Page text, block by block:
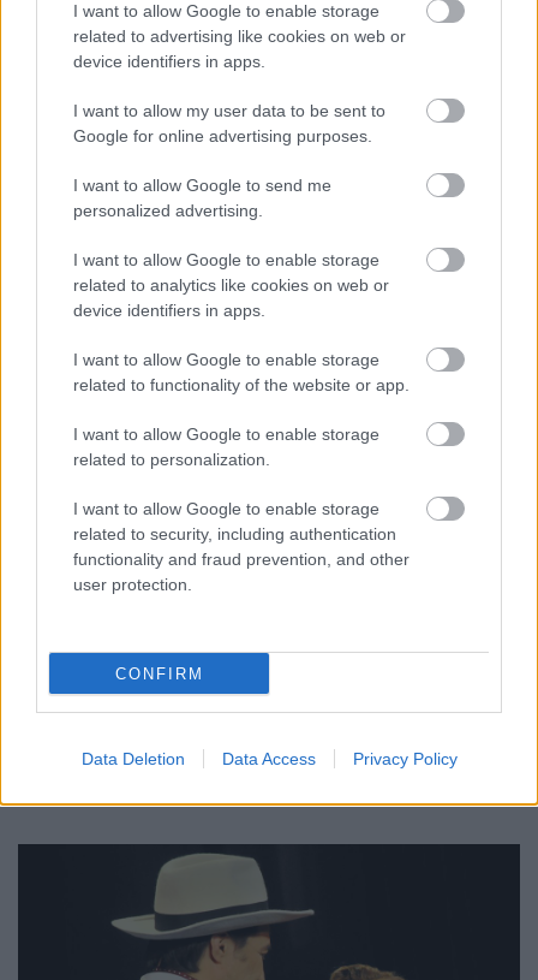
I want to allow Google to enable storage
related to advertising like cookies on web or
device identifiers in apps.
I want to allow my user data to be sent to
Google for online advertising purposes.
I want to allow Google to send me
personalized advertising.
I want to allow Google to enable storage
related to analytics like cookies on web or
device identifiers in apps.
I want to allow Google to enable storage
related to functionality of the website or app.
I want to allow Google to enable storage
related to personalization.
I want to allow Google to enable storage
related to security, including authentication
functionality and fraud prevention, and other
user protection.
CONFIRM
Data Deletion Data Access Privacy Policy